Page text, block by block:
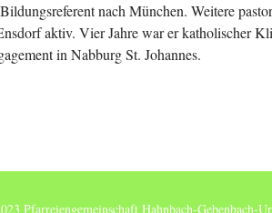
nach München. Weitere
aktiv. Vier Jahre war er katholischer
in Nabburg St. Johannes.
Pfarreiengemeinschaft Hahnbach-Gebenbach-